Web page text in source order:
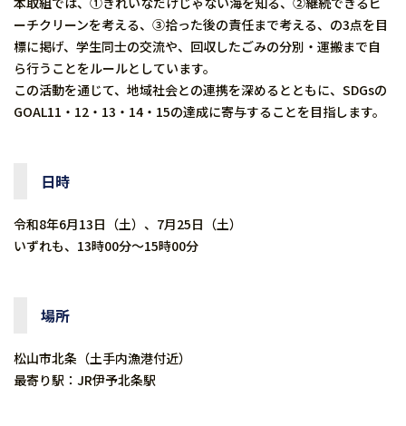
ーチクリーンを考える、③拾った後の責任まで考える、の3点を目
標に掲げ、学生同士の交流や、回収したごみの分別・運搬まで自
ら行うことをルールとしています。
この活動を通じて、地域社会との連携を深めるとともに、SDGsの
GOAL11・12・13・14・15の達成に寄与することを目指します。
日時
令和8年6月13日（土）、7月25日（土）
いずれも、13時00分～15時00分
場所
松山市北条（土手内漁港付近）
最寄り駅：JR伊予北条駅